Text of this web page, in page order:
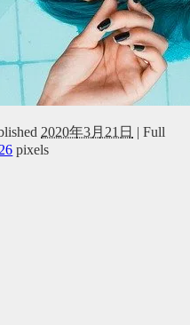
2020年3月21日 | Full
pixels